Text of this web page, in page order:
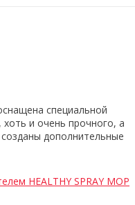
специальной
и очень прочного, а
дополнительные
HEALTHY SPRAY MOP